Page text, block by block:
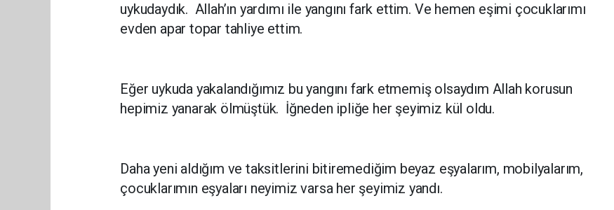
uykudaydık. Allah’ın yardımı ile yangını fark ettim. Ve hemen eşimi çocuklarımı
evden apar topar tahliye ettim.
Eğer uykuda yakalandığımız bu yangını fark etmemiş olsaydım Allah korusun
hepimiz yanarak ölmüştük. İğneden ipliğe her şeyimiz kül oldu.
Daha yeni aldığım ve taksitlerini bitiremediğim beyaz eşyalarım, mobilyalarım,
çocuklarımın eşyaları neyimiz varsa her şeyimiz yandı.